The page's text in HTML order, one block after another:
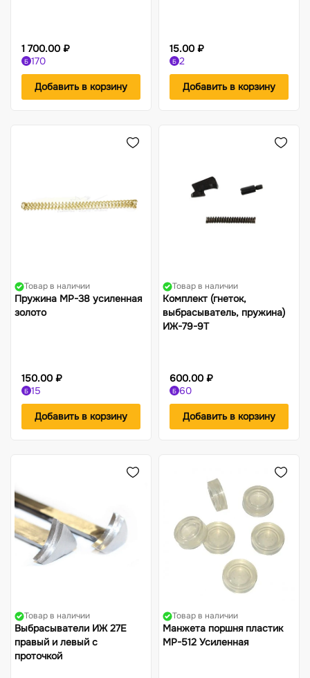
1 700.00 ₽
Б 170
Добавить в корзину
15.00 ₽
Б 2
Добавить в корзину
Товар в наличии
Пружина МР-38 усиленная
золото
150.00 ₽
Б 15
Добавить в корзину
Товар в наличии
Комплект (гнеток,
выбрасыватель, пружина)
ИЖ-79-9Т
600.00 ₽
Б 60
Добавить в корзину
Товар в наличии
Выбрасыватели ИЖ 27Е
правый и левый с
проточкой
Товар в наличии
Манжета поршня пластик
МР-512 Усиленная